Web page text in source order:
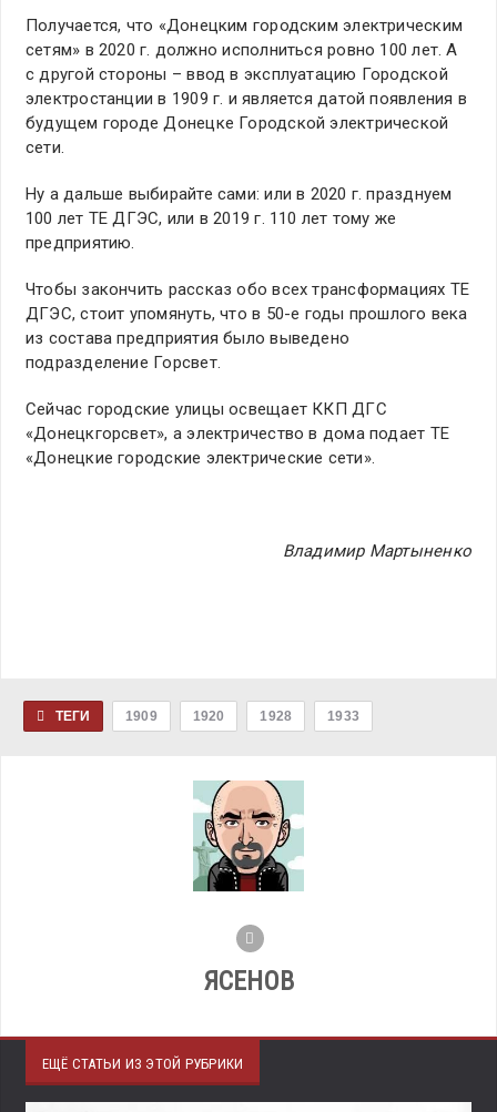
Получается, что «Донецким городским электрическим
сетям» в 2020 г. должно исполниться ровно 100 лет. А
с другой стороны – ввод в эксплуатацию Городской
электростанции в 1909 г. и является датой появления в
будущем городе Донецке Городской электрической
сети.
Ну а дальше выбирайте сами: или в 2020 г. празднуем
100 лет ТЕ ДГЭС, или в 2019 г. 110 лет тому же
предприятию.
Чтобы закончить рассказ обо всех трансформациях ТЕ
ДГЭС, стоит упомянуть, что в 50-е годы прошлого века
из состава предприятия было выведено
подразделение Горсвет.
Сейчас городские улицы освещает ККП ДГС
«Донецкгорсвет», а электричество в дома подает ТЕ
«Донецкие городские электрические сети».
Владимир Мартыненко
ТЕГИ 1909 1920 1928 1933
ЯСЕНОВ
ЕЩЁ СТАТЬИ ИЗ ЭТОЙ РУБРИКИ